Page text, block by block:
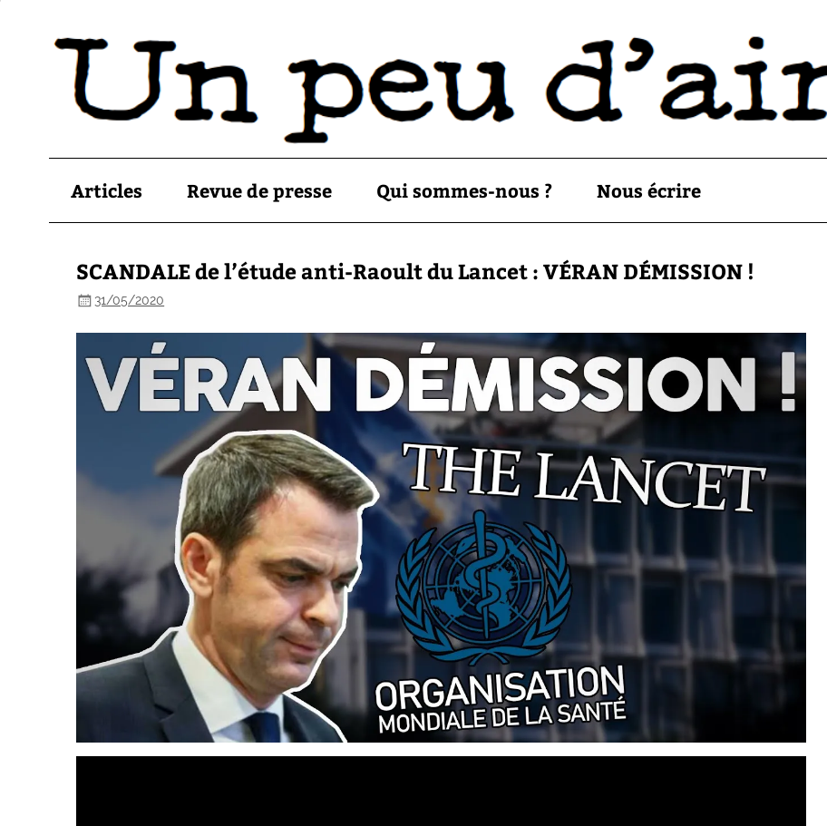
Articles Revue de presse Qui sommes-nous ? Nous écrire
SCANDALE de l’étude anti-Raoult du Lancet : VÉRAN DÉMISSION !
31/05/2020